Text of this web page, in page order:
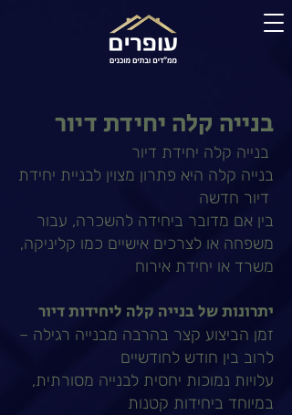
בנייה קלה יחידת דיור
בנייה קלה היא פתרון מצוין לבניית יחידת
בין אם מדובר ביחידה להשכרה, עבור
משפחה או לצרכים אישיים כמו קליניקה,
משרד או יחידת אירוח
יתרונות של בנייה קלה ליחידות דיור
זמן הביצוע קצר בהרבה מבנייה רגילה –
לרוב בין חודש לחודשיים
עלויות נמוכות יחסית לבנייה מסורתית,
במיוחד ביחידות קטנות